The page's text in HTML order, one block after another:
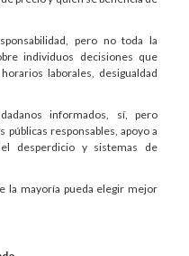
pero no toda la
individuos decisiones que
laborales, desigualdad
informados, sí, pero
responsables, apoyo a
desperdicio y sistemas de
la mayoría pueda elegir mejor